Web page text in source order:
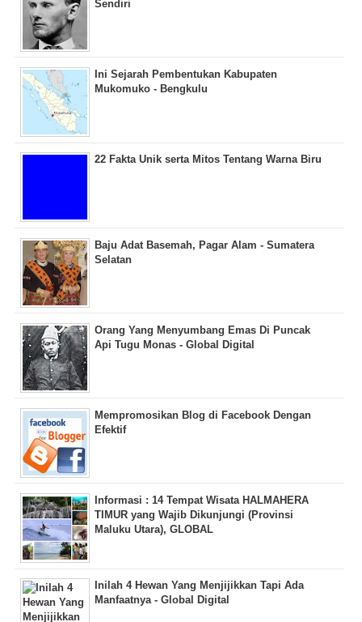
Sendiri
Ini Sejarah Pembentukan Kabupaten
Mukomuko - Bengkulu
22 Fakta Unik serta Mitos Tentang Warna Biru
Baju Adat Basemah, Pagar Alam - Sumatera
Selatan
Orang Yang Menyumbang Emas Di Puncak
Api Tugu Monas - Global Digital
Mempromosikan Blog di Facebook Dengan
Efektif
Informasi : 14 Tempat Wisata HALMAHERA
TIMUR yang Wajib Dikunjungi (Provinsi
Maluku Utara), GLOBAL
Inilah 4 Hewan Yang Menjijikkan Tapi Ada
Manfaatnya - Global Digital